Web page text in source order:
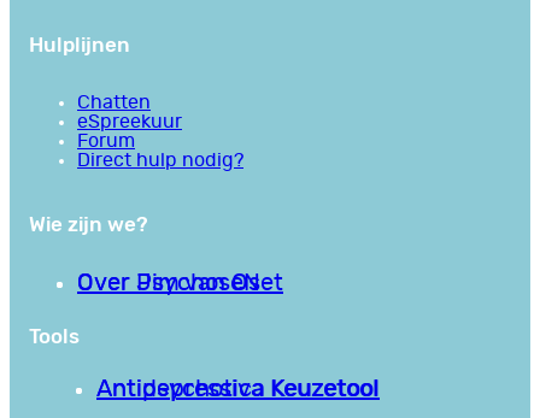
Hulplijnen
Chatten
eSpreekuur
Forum
Direct hulp nodig?
Wie zijn we?
Over PsychoseNet
Over Jim van Os
Tools
Antipsychotica Keuzetool
Antidepressiva Keuzetool